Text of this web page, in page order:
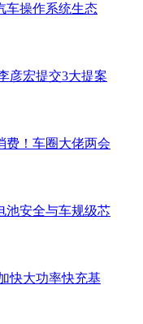
车操作系统生态
彦宏提交3大提案
费！车圈大佬两会
池安全与车规级芯
快大功率快充基